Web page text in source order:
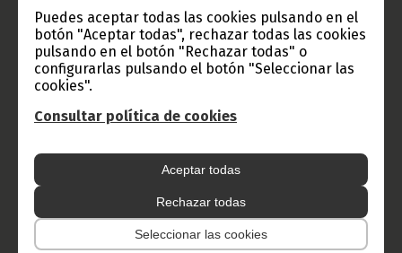
Puedes aceptar todas las cookies pulsando en el
botón "Aceptar todas", rechazar todas las cookies
pulsando en el botón "Rechazar todas" o
configurarlas pulsando el botón "Seleccionar las
cookies".
Consultar política de cookies
Aceptar todas
Rechazar todas
Seleccionar las cookies
Información de Guinea Ecuatorial
TVGE
Radio Nacional de Guinea
Ecuatorial